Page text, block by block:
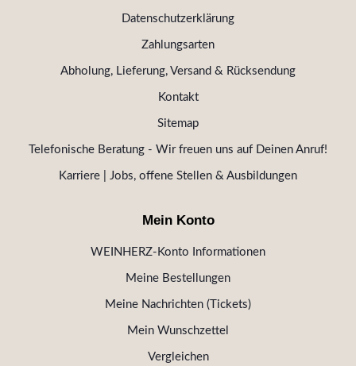
Datenschutzerklärung
Zahlungsarten
Abholung, Lieferung, Versand & Rücksendung
Kontakt
Sitemap
Telefonische Beratung - Wir freuen uns auf Deinen Anruf!
Karriere | Jobs, offene Stellen & Ausbildungen
Mein Konto
WEINHERZ-Konto Informationen
Meine Bestellungen
Meine Nachrichten (Tickets)
Mein Wunschzettel
Vergleichen